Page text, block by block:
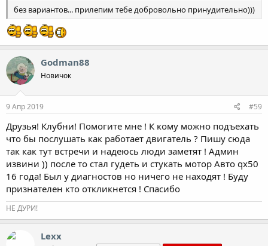
без вариантов... прилепим тебе добровольно принудительно)))
Godman88
Новичок
9 Апр 2019 #59
Друзья! Клубни! Помогите мне ! К кому можно подъехать
что бы послушать как работает двигатель ? Пишу сюда
так как тут встречи и надеюсь люди заметят ! Админ
извини )) после то стал гудеть и стукать мотор Авто qx50
16 года! Был у диагностов но ничего не находят ! Буду
признателен кто откликнется ! Спасибо
НЕ ДУРИ!
Lexx